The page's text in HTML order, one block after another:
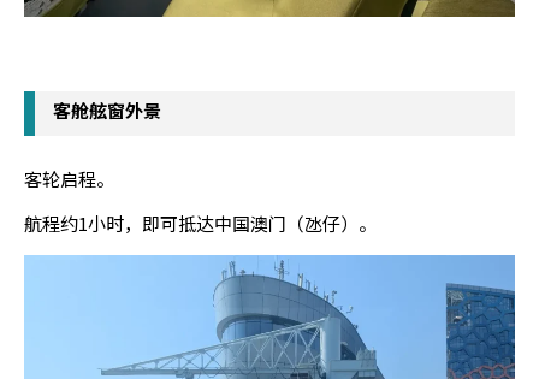
客舱舷窗外景
客轮启程。
航程约1小时，即可抵达中国澳门（氹仔）。